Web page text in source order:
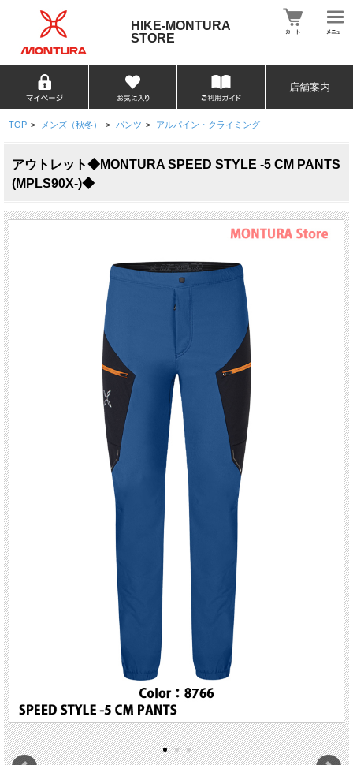
HIKE-MONTURA
STORE
店舗案内
TOP > メンズ（秋冬） > パンツ > アルパイン・クライミング
アウトレット◆MONTURA SPEED STYLE -5 CM PANTS
(MPLS90X-)◆